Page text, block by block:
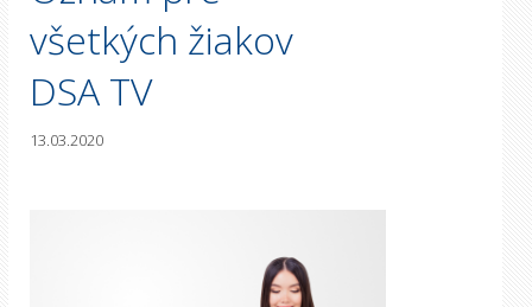
všetkých žiakov
DSA TV
13.03.2020